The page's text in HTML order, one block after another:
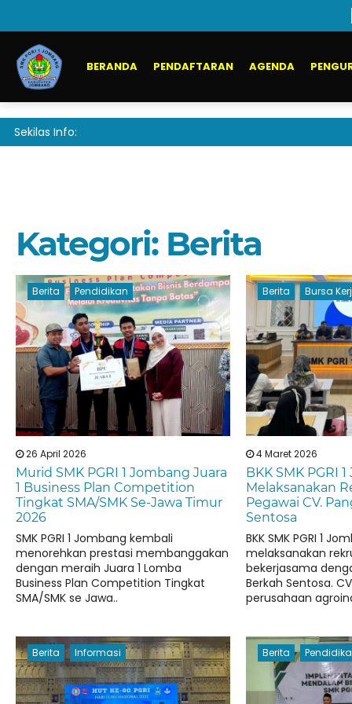
BERANDA PENDAFTARAN AGENDA
Sekilas Info:
Kategori: Berita
Berita Pendidikan
26 April 2026
Murid SMK PGRI 1 Jombang Juara
1 Business Plan Competition
Tingkat SMA/SMK Se-Jawa Timur
2026
SMK PGRI 1 Jombang kembali
menorehkan prestasi membanggakan
dengan meraih Juara 1 Lomba
Business Plan Competition Tingkat
SMA/SMK se Jawa..
Berita Bursa
4 Maret 2026
BKK SMK PGRI
Melaksanakan
Pegawai CV.
Sentosa
BKK SMK PGRI 1
melaksanakan
bekerjasama
Berkah Sentosa.
perusahaan
Berita Informasi Berita